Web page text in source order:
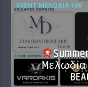
EVENT ΜΕΛΩΔΊΑ 106
Mελωδία